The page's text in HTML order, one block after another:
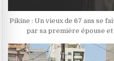
Pikine : Un vieux de 67 ans se
par sa première épouse et